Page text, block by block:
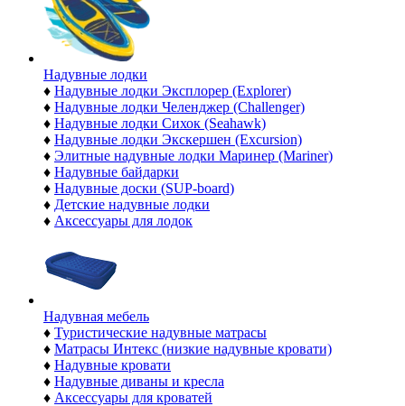
Надувные лодки
♦ Надувные лодки Эксплорер (Explorer)
♦ Надувные лодки Челенджер (Challenger)
♦ Надувные лодки Сихок (Seahawk)
♦ Надувные лодки Экскершен (Excursion)
♦ Элитные надувные лодки Маринер (Mariner)
♦ Надувные байдарки
♦ Надувные доски (SUP-board)
♦ Детские надувные лодки
♦ Аксессуары для лодок
Надувная мебель
♦ Туристические надувные матрасы
♦ Матрасы Интекс (низкие надувные кровати)
♦ Надувные кровати
♦ Надувные диваны и кресла
♦ Аксессуары для кроватей